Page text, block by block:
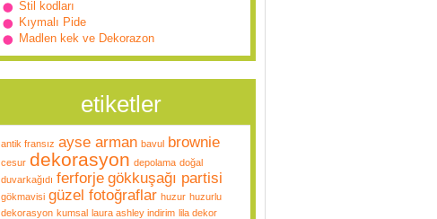
Stil kodları
Kıymalı Pide
Madlen kek ve Dekorazon
etiketler
antik fransız ayse arman bavul brownie
cesur dekorasyon depolama doğal
duvarkağıdı ferforje gökkuşağı partisi
gökmavisi güzel fotoğraflar huzur huzurlu
dekorasyon kumsal laura ashley indirim lila dekor